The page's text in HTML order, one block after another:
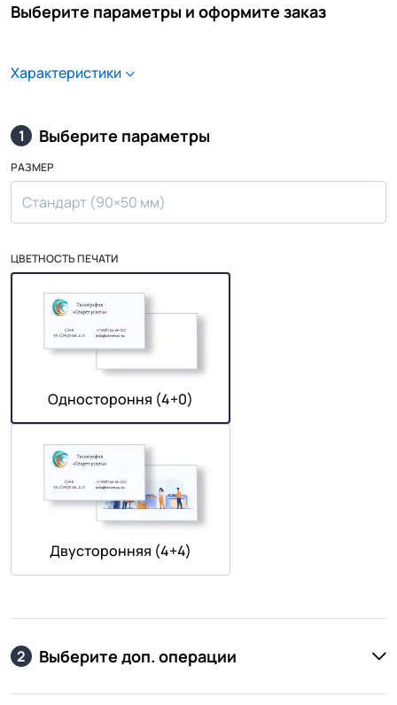
Выберите параметры и оформите заказ
Характеристики
1 Выберите параметры
РАЗМЕР
Стандарт (90×50 мм)
ЦВЕТНОСТЬ ПЕЧАТИ
Одностороння (4+0)
Двусторонняя (4+4)
2 Выберите доп. операции